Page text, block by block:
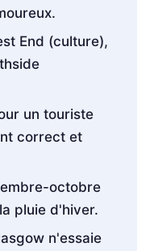
End (culture),
un touriste
correct et
octobre
pluie d'hiver.
n'essaie